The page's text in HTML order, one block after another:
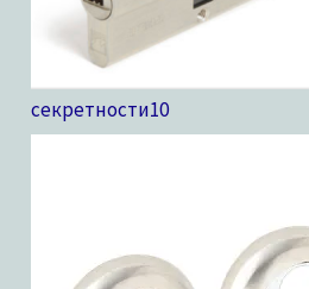
секретности10